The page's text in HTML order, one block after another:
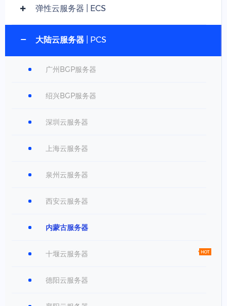
弹性云服务器 | ECS
大陆云服务器 | PCS
广州BGP服务器
绍兴BGP服务器
深圳云服务器
上海云服务器
泉州云服务器
西安云服务器
内蒙古服务器
十堰云服务器
德阳云服务器